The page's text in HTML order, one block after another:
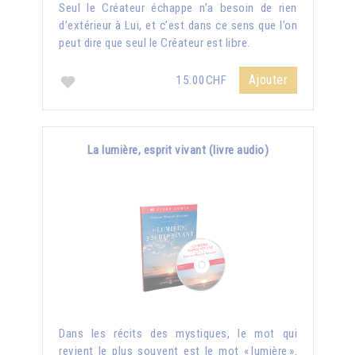
Seul le Créateur échappe n’a besoin de rien
d’extérieur à Lui, et c’est dans ce sens que l’on
peut dire que seul le Créateur est libre.
15.00CHF Ajouter
La lumière, esprit vivant (livre audio)
Dans les récits des mystiques, le mot qui
revient le plus souvent est le mot « lumière ».